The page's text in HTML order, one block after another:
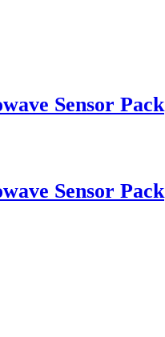
Sensor Pack
Sensor Pack